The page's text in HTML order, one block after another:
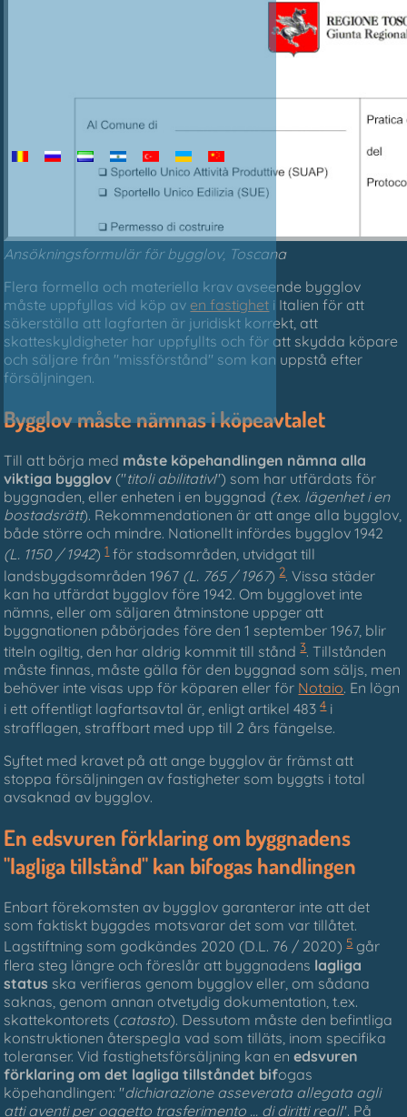
Ansökningsformulär för bygglov, Toscana
Flera formella och materiella krav avseende bygglov
måste uppfyllas vid köp av en fastighet i Italien för att
säkerställa att lagfarten är juridiskt korrekt, att
skatteskyldigheter har uppfyllts och för att skydda köpare
och säljare från "missförstånd" som kan uppstå efter
försäljningen.
Bygglov måste nämnas i köpeavtalet
Till att börja med måste köpehandlingen nämna alla
viktiga bygglov ("titoli abilitativi") som har utfärdats för
byggnaden, eller enheten i en byggnad (t.ex. lägenhet i en
bostadsrätt). Rekommendationen är att ange alla bygglov,
både större och mindre. Nationellt infördes bygglov 1942
(L. 1150 / 1942)1för stadsområden, utvidgat till
landsbygdsområden 1967 (L. 765 / 1967)2. Vissa städer
kan ha utfärdat bygglov före 1942. Om bygglovet inte
nämns, eller om säljaren åtminstone uppger att
byggnationen påbörjades före den 1 september 1967, blir
titeln ogiltig, den har aldrig kommit till stånd3. Tillstånden
måste finnas, måste gälla för den byggnad som säljs, men
behöver inte visas upp för köparen eller för Notaio. En lögn
i ett offentligt lagfartsavtal är, enligt artikel 4834i
strafflagen, straffbart med upp till 2 års fängelse.
Syftet med kravet på att ange bygglov är främst att
stoppa försäljningen av fastigheter som byggts i total
avsaknad av bygglov.
En edsvuren förklaring om byggnadens
"lagliga tillstånd" kan bifogas handlingen
Enbart förekomsten av bygglov garanterar inte att det
som faktiskt byggdes motsvarar det som var tillåtet.
Lagstiftning som godkändes 2020 (D.L. 76 / 2020)5går
flera steg längre och föreslår att byggnadens lagliga
status ska verifieras genom bygglov eller, om sådana
saknas, genom annan otvetydig dokumentation, t.ex.
skattekontorets (catasto). Dessutom måste den befintliga
konstruktionen återspegla vad som tilläts, inom specifika
toleranser. Vid fastighetsförsäljning kan enedsvuren
förklaring om det lagliga tillståndet bifogas
köpehandlingen: "dichiarazione asseverata allegata agli
atti aventi per oggetto trasferimento ... di diritti reali". På